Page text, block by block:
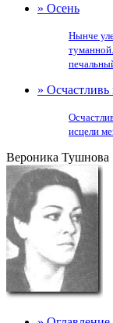
» Осень
Нынче
»
исцели
Вероника Тушнова